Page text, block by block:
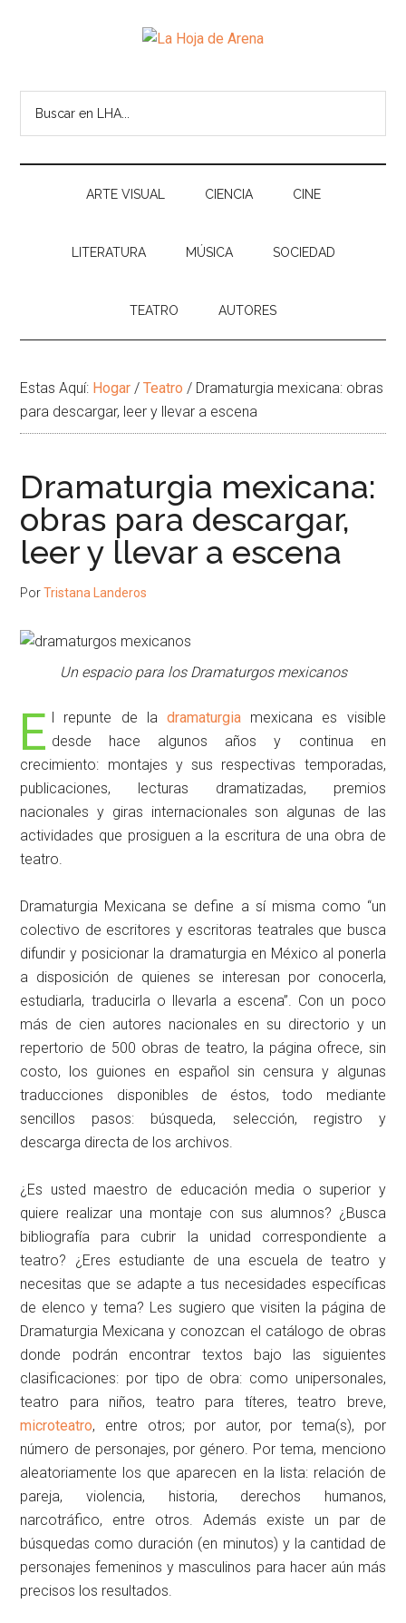
Lateral
paginaHoja
de
Arena
de
temas
ARTE VISUAL CIENCIA CINE
LITERATURA MÚSICA SOCIEDAD
TEATRO AUTORES
Estas Aquí: Hogar / Teatro / Dramaturgia mexicana: obras
para descargar, leer y llevar a escena
Dramaturgia mexicana:
obras para descargar,
leer y llevar a escena
PorTristana Landeros
Un espacio para los Dramaturgos mexicanos
E l repunte de la dramaturgiamexicana es visible
desde hace algunos años y continua en
crecimiento: montajes y sus respectivas temporadas,
publicaciones, lecturas dramatizadas, premios
nacionales y giras internacionales son algunas de las
actividades que prosiguen a la escritura de una obra de
teatro.
Dramaturgia Mexicana se define a sí misma como “un
colectivo de escritores y escritoras teatrales que busca
difundir y posicionar la dramaturgia en México al ponerla
a disposición de quienes se interesan por conocerla,
estudiarla, traducirla o llevarla a escena”. Con un poco
más de cien autores nacionales en su directorio y un
repertorio de 500 obras de teatro, la página ofrece, sin
costo, los guiones en español sin censura y algunas
traducciones disponibles de éstos, todo mediante
sencillos pasos: búsqueda, selección, registro y
descarga directa de los archivos.
¿Es usted maestro de educación media o superior y
quiere realizar una montaje con sus alumnos? ¿Busca
bibliografía para cubrir la unidad correspondiente a
teatro? ¿Eres estudiante de una escuela de teatro y
necesitas que se adapte a tus necesidades específicas
de elenco y tema? Les sugiero que visiten la página de
Dramaturgia Mexicana y conozcan el catálogo de obras
donde podrán encontrar textos bajo las siguientes
clasificaciones: por tipo de obra: como unipersonales,
teatro para niños, teatro para títeres, teatro breve,
microteatro, entre otros; por autor, por tema(s), por
número de personajes, por género. Por tema, menciono
aleatoriamente los que aparecen en la lista: relación de
pareja, violencia, historia, derechos humanos,
narcotráfico, entre otros. Además existe un par de
búsquedas como duración (en minutos) y la cantidad de
personajes femeninos y masculinos para hacer aún más
precisos los resultados.